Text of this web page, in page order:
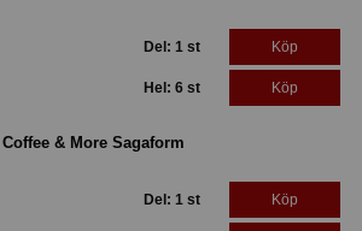
Del: 1 st Köp
Hel: 6 st Köp
& More Sagaform
Del: 1 st Köp